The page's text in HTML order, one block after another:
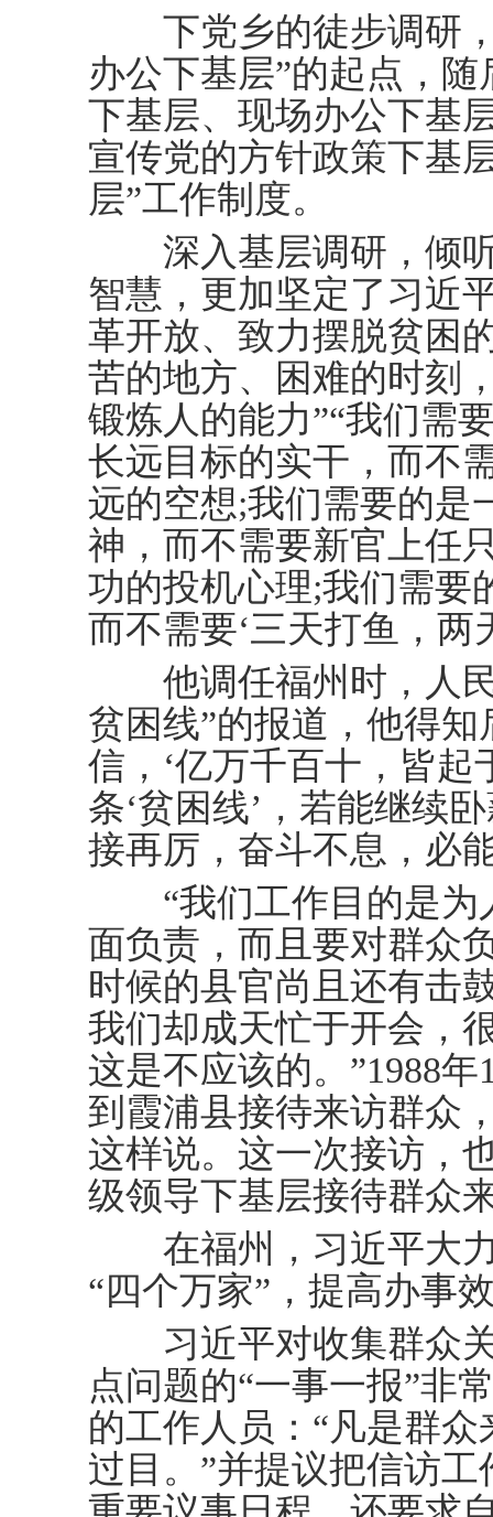
下党乡的徒步调研，
办公下基层”的起点，
下基层、现场办公下基
宣传党的方针政策下基
层”工作制度。
深入基层调研，倾听
智慧，更加坚定了习近
革开放、致力摆脱贫困
苦的地方、困难的时刻
锻炼人的能力”“我们需
长远目标的实干，而不
远的空想;我们需要的是
神，而不需要新官上任
功的投机心理;我们需要
而不需要‘三天打鱼，两
他调任福州时，人民
贫困线”的报道，他得知
信，‘亿万千百十，皆起
条‘贫困线’，若能继续
接再厉，奋斗不息，必
“我们工作目的是为
面负责，而且要对群众
时候的县官尚且还有击
我们却成天忙于开会，
这是不应该的。”1988
到霞浦县接待来访群众
这样说。这一次接访，
级领导下基层接待群众
在福州，习近平大力
“四个万家”，提高办事
习近平对收集群众关
点问题的“一事一报”非
的工作人员：“凡是群
过目。”并提议把信访